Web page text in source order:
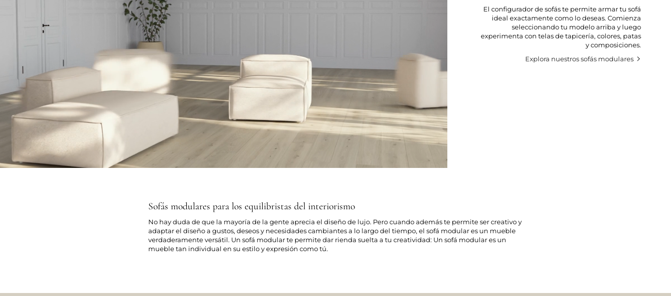
El configurador de sofás te permite armar tu sofá
ideal exactamente como lo deseas. Comienza
seleccionando tu modelo arriba y luego
experimenta con telas de tapicería, colores, patas
y composiciones.
Explora nuestros sofás modulares
Sofás modulares para los equilibristas del interiorismo
No hay duda de que la mayoría de la gente aprecia el diseño de lujo. Pero cuando además te permite ser creativo y
adaptar el diseño a gustos, deseos y necesidades cambiantes a lo largo del tiempo, el sofá modular es un mueble
verdaderamente versátil. Un sofá modular te permite dar rienda suelta a tu creatividad: Un sofá modular es un
mueble tan individual en su estilo y expresión como tú.